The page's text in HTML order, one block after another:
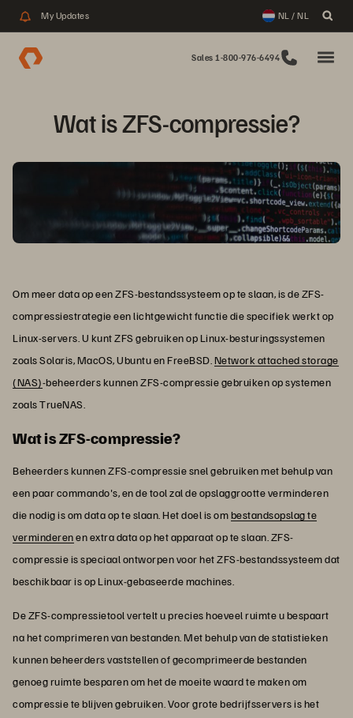
My Updates NL / NL
Sales 1-800-976-6494
Wat is ZFS-compressie?
Om meer data op een ZFS-bestandssysteem op te slaan, is de ZFS-
compressiestrategie een lichtgewicht functie die specifiek werkt op
Linux-servers. U kunt ZFS gebruiken op Linux-besturingssystemen
zoals Solaris, MacOS, Ubuntu en FreeBSD.Network attached storage
(NAS)-beheerders kunnen ZFS-compressie gebruiken op systemen
zoals TrueNAS.
Wat is ZFS-compressie?
Beheerders kunnen ZFS-compressie snel gebruiken met behulp van
een paar commando's, en de tool zal de opslaggrootte verminderen
die nodig is om data op te slaan. Het doel is ombestandsopslag te
verminderenen extra data op het apparaat op te slaan. ZFS-
compressie is speciaal ontworpen voor het ZFS-bestandssysteem dat
beschikbaar is op Linux-gebaseerde machines.
De ZFS-compressietool vertelt u precies hoeveel ruimte u bespaart
na het comprimeren van bestanden. Met behulp van de statistieken
kunnen beheerders vaststellen of gecomprimeerde bestanden
genoeg ruimte besparen om het de moeite waard te maken om
compressie te blijven gebruiken. Voor grote bedrijfsservers is het